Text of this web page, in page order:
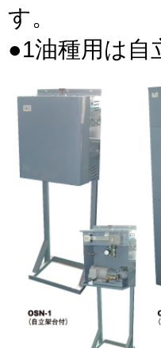
す。
●1油種用は自